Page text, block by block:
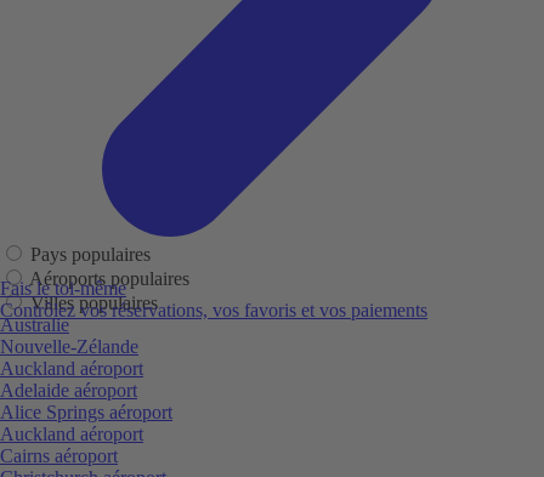
Fais le toi-même
Contrôlez vos réservations, vos favoris et vos paiements
Pays populaires
Aéroports populaires
Villes populaires
Australie
Nouvelle-Zélande
Auckland aéroport
Adelaide aéroport
Alice Springs aéroport
Auckland aéroport
Cairns aéroport